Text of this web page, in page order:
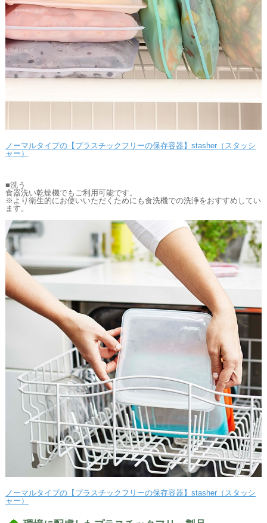
ノーマルタイプの【プラスチックフリーの保存容器】stasher（スタッシ
ャー）
■洗う
食器洗い乾燥機でもご利用可能です。
※より衛生的にお使いいただくためにも食洗機での洗浄をおすすめしてい
ます。
ノーマルタイプの【プラスチックフリーの保存容器】stasher（スタッシ
ャー）